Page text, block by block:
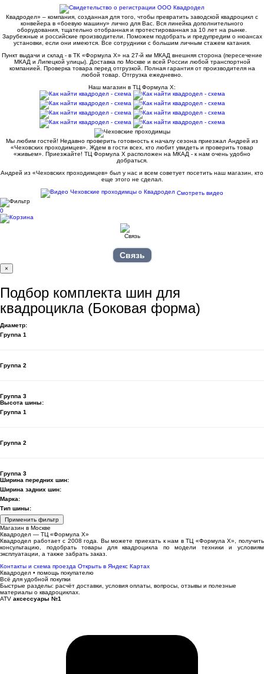
Квадродел» – компания, созданная для того, чтобы превратить заводской квадроцикл с
конвейера в «боевую машину» лично для Вас. Вся линейка дополнительного
оборудования, тщательно отобранная и протестированная за 10 лет на рынке.
Зарубежные и российские производители. Поможем подобрать и предупредим о нюансах
установки, если они имеются. Все сотрудники с большим личным стажем катания.
Пункт выдачи и склад - в ТК «Формула X» на 27-й км МКАД внешняя сторона (пересечение
МКАД и Липецкой улицы). Доставка по Москве и всей России любой транспортной
компанией. Проверка товара перед отгрузкой. Полная гарантия от производителя на
любой товар. Отгрузка ежедневно.
Наш магазин в ТЦ Формула Х:
Мы любим гостей! Недавно проверить готовность к началу сезона приезжал Андрей из
«Чеховских проходимцев». Ждем в гости всех, кто любит увидеть и проверить товар
«живьем». Приезжайте! ТЦ Формула Х расположен на МКАД - к нам очень удобно
добраться.
Андрей из «Чеховских проходимцев» был у нас и всем советует посетить наш магазин, кто
еще этого не сделал.
Смотреть видео
0
Связь
×
Подбор комплекта шин для
квадроцикла (Боковая форма)
Диаметр:
Группа 1
Группа 2
Группа 3
Высота шины:
Группа 1
Группа 2
Группа 3
Ширина передних шин:
Ширина задних шин:
Марка:
Тип шины:
Применить фильтр
Магазин в Москве
Квадродел — ТЦ «Формула Х»
Квадродел работает с 2008 года. Вы можете приехать к нам в ТЦ «Формула Х», получить
консультацию, подобрать товары для квадроцикла по модели техники и условиям
эксплуатации, а также забрать заказ.
Контакты и схема проезда Открыть в Яндекс Картах
Квадродел • помощь покупателю
Всё для удобной покупки
Быстрые разделы: расчёт доставки, условия оплаты, вопросы, отзывы и полезные
материалы о квадроциклах.
ATV аксессуары №1